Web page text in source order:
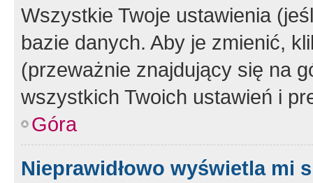
Wszystkie Twoje ustawienia
bazie danych. Aby je zmienić,
(przeważnie znajdujący się na
wszystkich Twoich ustawień i
Góra
Nieprawidłowo wyświetla mi